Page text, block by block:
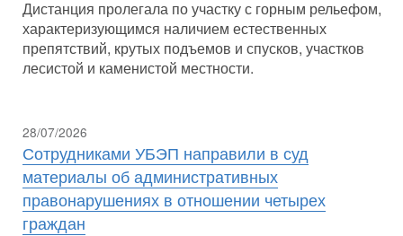
Дистанция пролегала по участку с горным рельефом,
характеризующимся наличием естественных
препятствий, крутых подъемов и спусков, участков
лесистой и каменистой местности.
28/07/2026
Сотрудниками УБЭП направили в суд
материалы об административных
правонарушениях в отношении четырех
граждан